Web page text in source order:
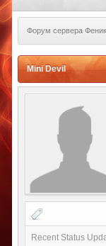
Форум сервера
Mini Devil
Recent Status